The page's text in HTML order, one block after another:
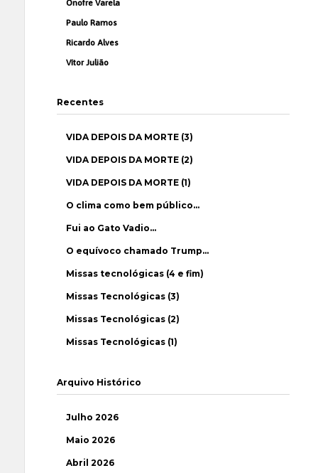
Onofre Varela
Paulo Ramos
Ricardo Alves
Vítor Julião
Recentes
VIDA DEPOIS DA MORTE (3)
VIDA DEPOIS DA MORTE (2)
VIDA DEPOIS DA MORTE (1)
O clima como bem público…
Fui ao Gato Vadio…
O equívoco chamado Trump…
Missas tecnológicas (4 e fim)
Missas Tecnológicas (3)
Missas Tecnológicas (2)
Missas Tecnológicas (1)
Arquivo Histórico
Julho 2026
Maio 2026
Abril 2026